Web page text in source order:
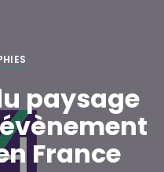
paysage
France